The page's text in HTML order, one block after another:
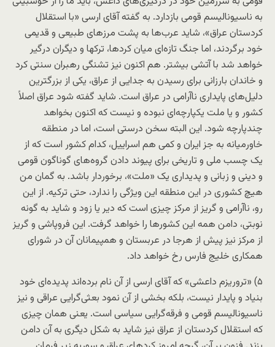
به ناسیونالیسم قومی بازدارد. به گفته آقای ارسی «با استقلال
کردستان عراق»، شاید عرب‌ها به پشت مرزهای طبیعی و قدیمی
خود بر‌گردند، اما جنگ تازه‌ای میان کردها، ترکها و دیگران درگیر
خواهد شد با آتشی بیشتر. هم اکنون نیز تشنگی رهبران سنتی کرد
و خاندان بارزانی برای رسیدن به جدایی از عراق، یکی از بزرگترین
دلیل‌های پایداری ناآرامی در عراق است. شاید گفته شود عراق اصلاً
کشور و یا ملت یکپارچه‌ای نبوده و نیست که اکنون بخواهد
چندپارچه شود. این البته سخن درستی است، اما در منطقه
خاورمیانه به جز ایران و کمی هم اسراییل، کدام کشور است که از
یک چسب ملی و تاریخی برای پیوند دادن گروه‌های گوناگون قومی
و دینی و زبانی و پدیداری یک «ملت»، برخوردار باشد. به گمان من
هیچ کشوری در این منطقه این ویژگی را ندارد، حتی ترکیه. از این
رو، ناآرامی و گریز از مرکز چیزی است که دیر یا زود و شاید به گونه
نوبتی، دامن همه این کشورها را خواهد گرفت. این فروپاشی و گریز
از مرکز نیز پیش از هرجا در عربستان و همپیمانان آن در شورای
همکاری خلیج فارس رخ خواهد داد.
۵) «تروریزم داعشی» که آقای ارسی از آن نام برده‌اند پدیده‌ای خود
بنیاد و پایدار نیست، بلکه بخشی از آن نمود بعثی‌گرایی عراقی و نیز
ناسیونالیسم قومی و فرقه‌گرایی سیاسی است. یعنی همان چیزی
که استقلال کردستان از عراق نیز شاید به شکل دیگری به آن دامن